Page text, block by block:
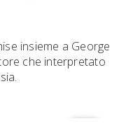
insieme a George
che interpretato